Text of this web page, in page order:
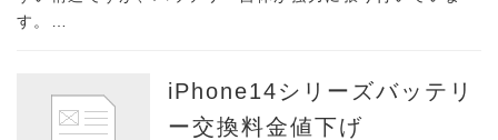
す。…
iPhone14シリーズバッテリ
ー交換料金値下げ